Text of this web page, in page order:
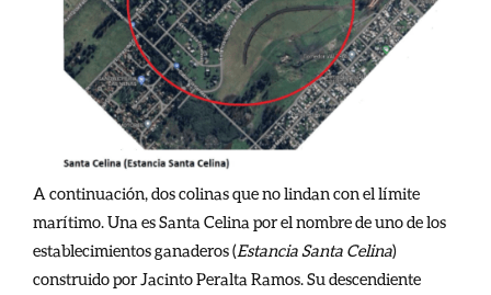
A continuación, dos colinas que no lindan con el límite
marítimo. Una es Santa Celina por el nombre de uno de los
establecimientos ganaderos (Estancia Santa Celina)
construido por Jacinto Peralta Ramos. Su descendiente